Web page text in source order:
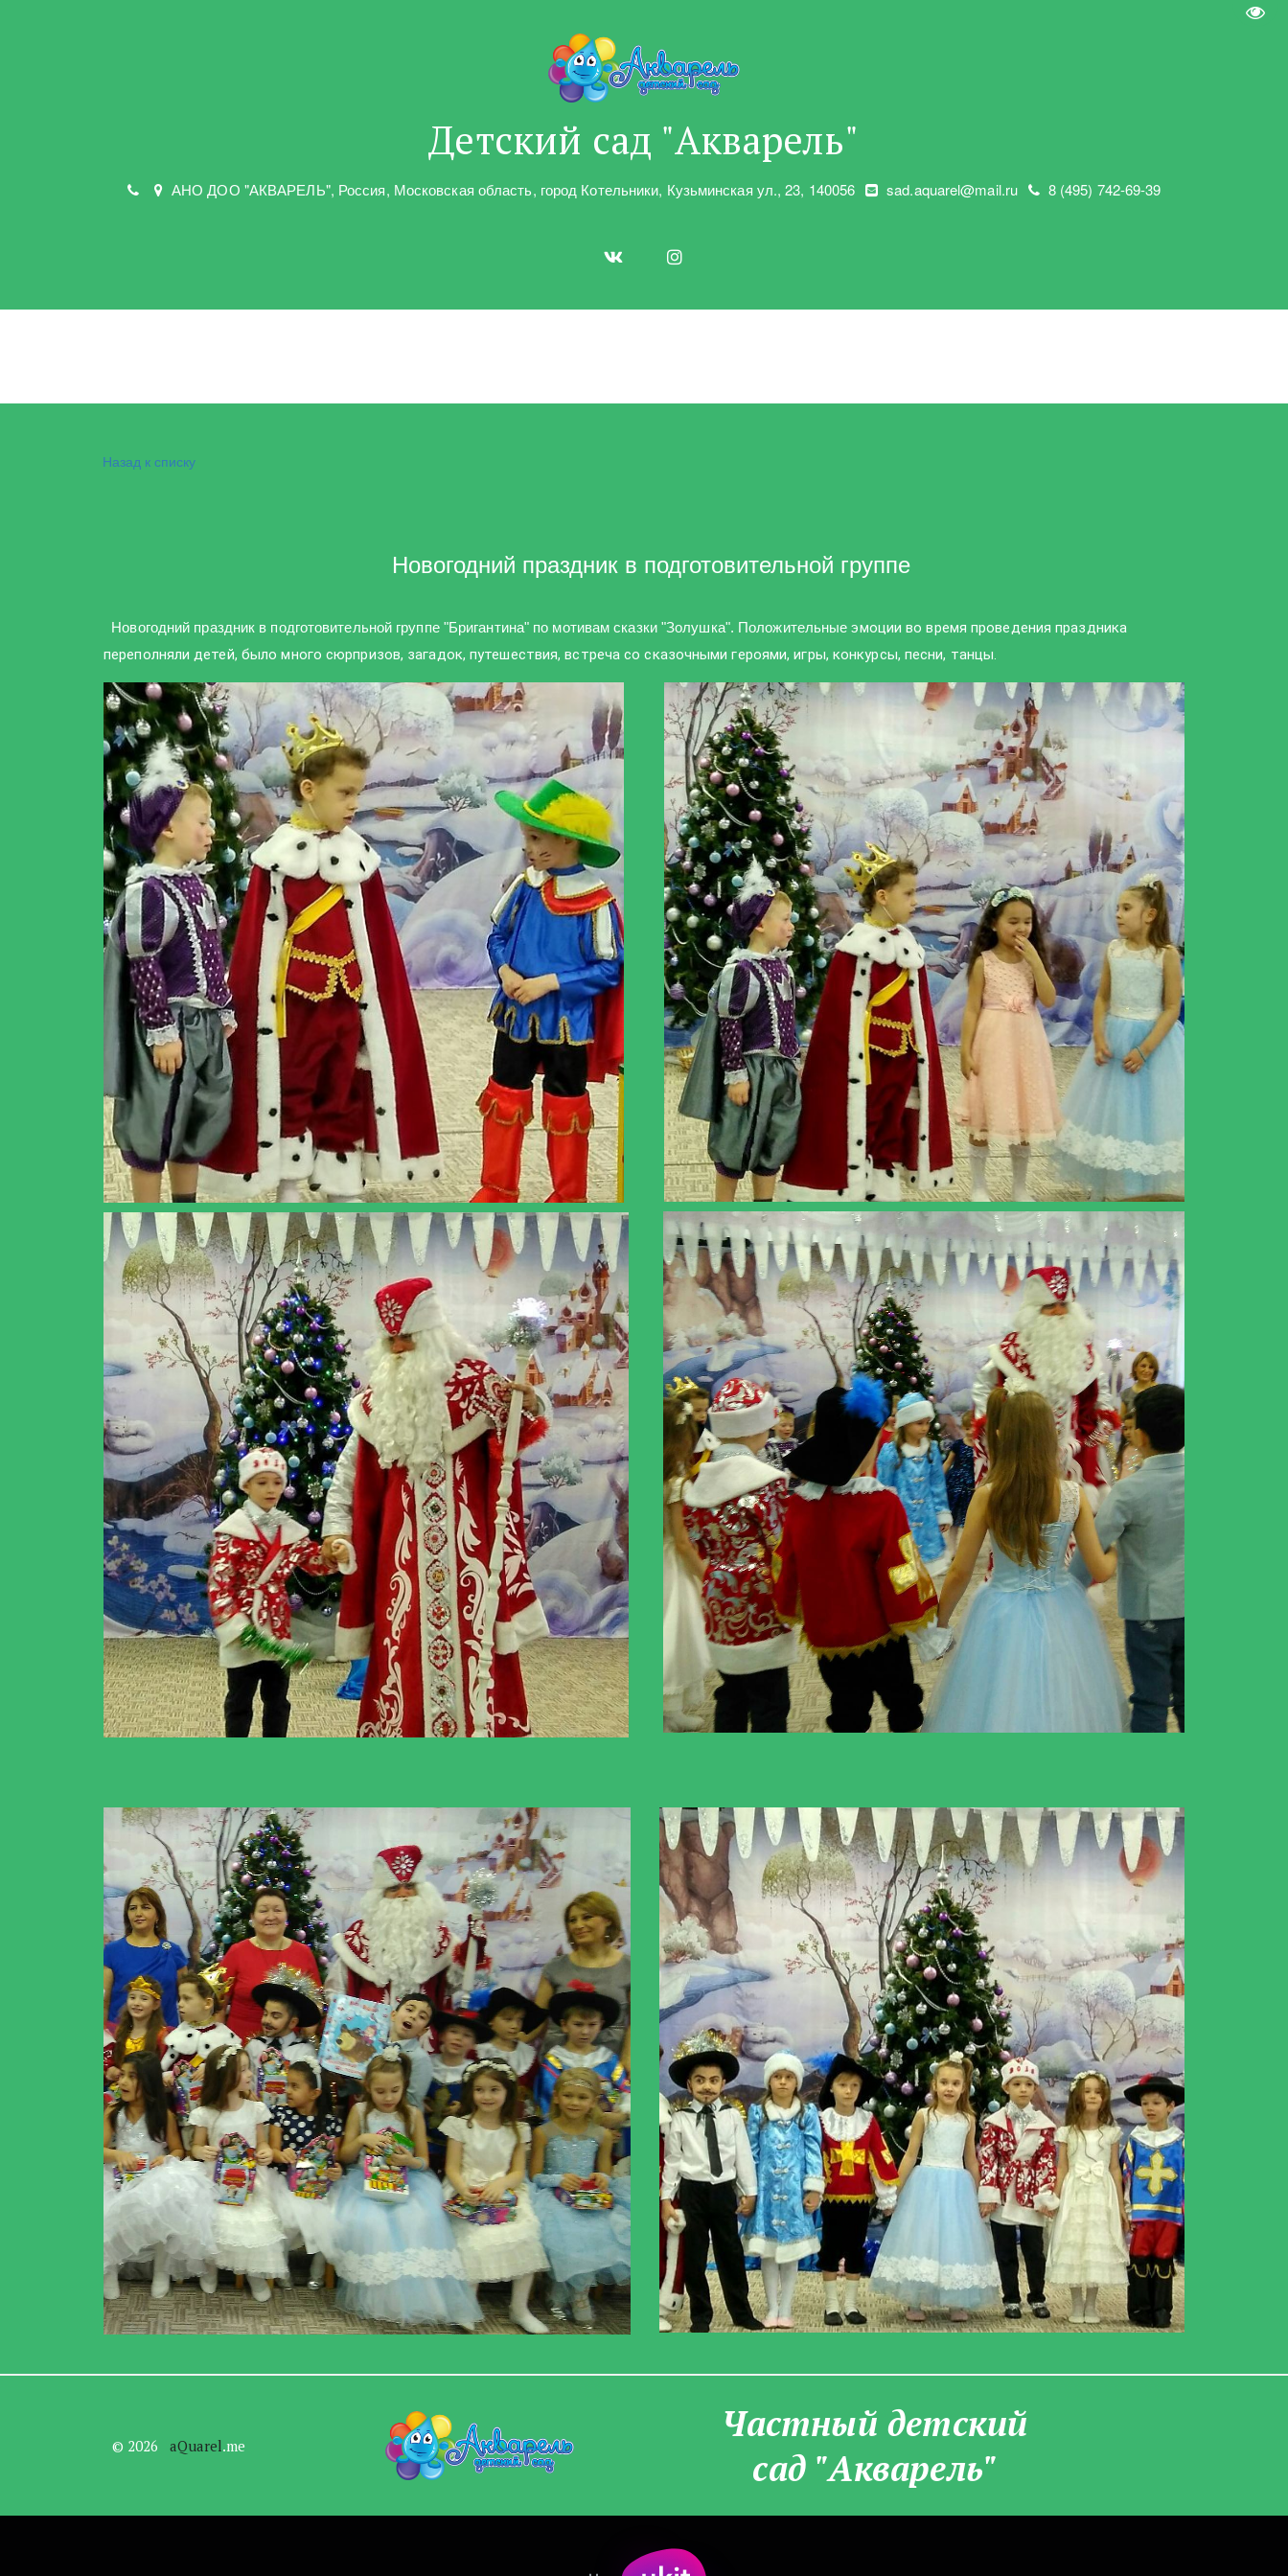
Детский сад "Акварель"
АНО ДОО "АКВАРЕЛЬ", Россия, Московская область, город Котельники, Кузьминская ул.,23, 140056 sad.aquarel@mail.ru 8 (495) 742-69-39
Назад к списку
Новогодний праздник в подготовительной группе
Новогодний праздник в подготовительной группе "Бригантина" по мотивам сказки "Золушка". Положительные эмоции во время проведения праздника
переполняли детей, было много сюрпризов, загадок, путешествия, встреча со сказочными героями, игры, конкурсы, песни, танцы.
© 2026 aQuarel.me
Частны­­й детский
сад "Акварель"